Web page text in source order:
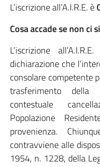
L’iscrizione all’A.I.R.E. è
Cosa accade se non ci
L’iscrizione
dichiarazione che
consolare competente
trasferimento
contestuale
Popolazione
provenienza.
contravviene alle
1954, n. 1228, della